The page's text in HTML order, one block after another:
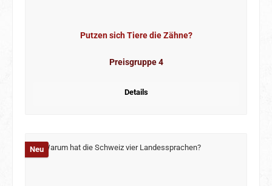
Putzen sich Tiere die Zähne?
Preisgruppe 4
Details
Neu